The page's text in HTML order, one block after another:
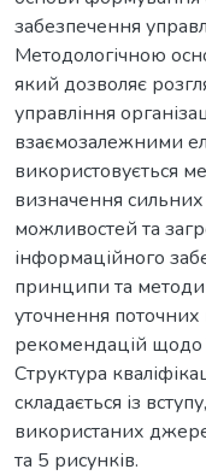
забезпечення
Методологічною
який дозволяє
управління
взаємозалежними
використовується
визначення сильних
можливостей та
інформаційного
принципи та
уточнення поточних
рекомендацій щодо
Структура
складається із
використаних
та 5 рисунків.